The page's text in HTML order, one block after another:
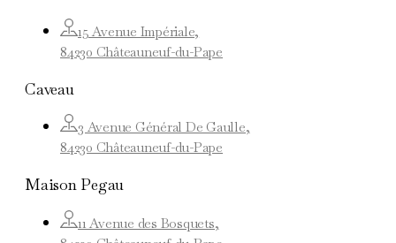
15 Avenue Impériale,
84230 Châteauneuf-du-Pape
Caveau
3 Avenue Général De Gaulle,
84230 Châteauneuf-du-Pape
Maison Pegau
11 Avenue des Bosquets,